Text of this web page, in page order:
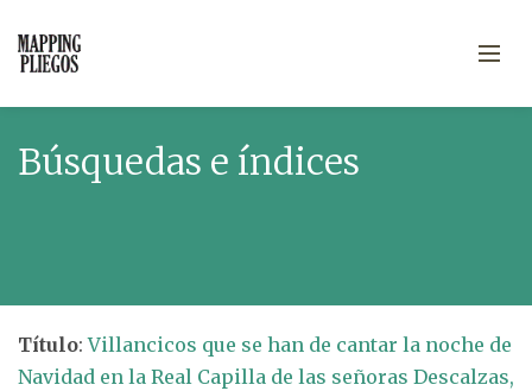
Búsquedas e índices
Título:Villancicos que se han de cantar la noche de
Navidad en la Real Capilla de las señoras Descalzas,